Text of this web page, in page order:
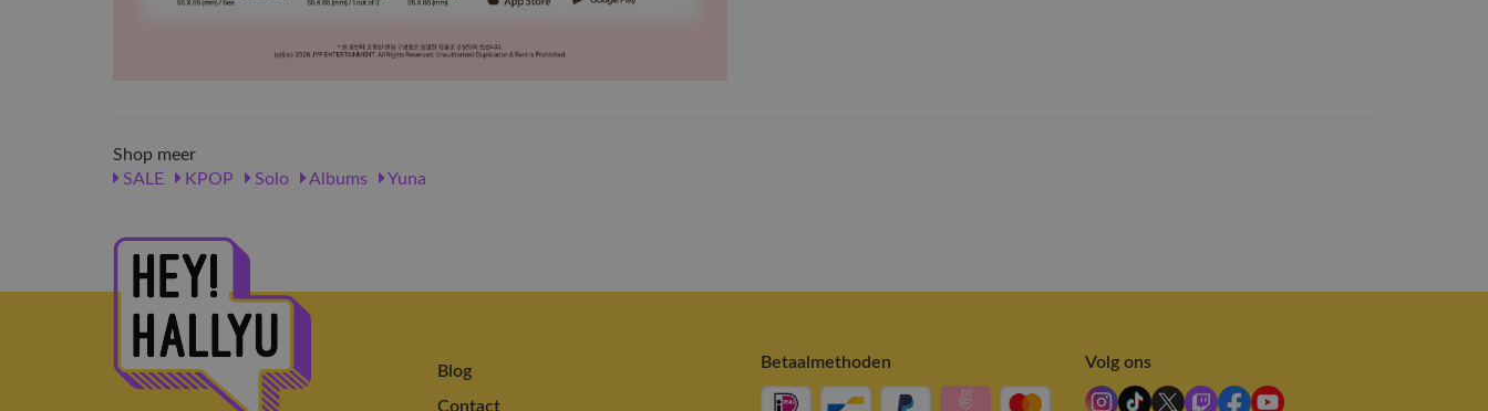
Shop meer
SALE
KPOP Solo Albums Yuna
Blog
Contact
Betaalmethoden Volg ons